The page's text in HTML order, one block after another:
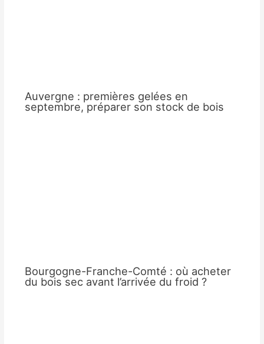
Auvergne : premières gelées en
septembre, préparer son stock de bois
Bourgogne-Franche-Comté : où acheter
du bois sec avant l’arrivée du froid ?